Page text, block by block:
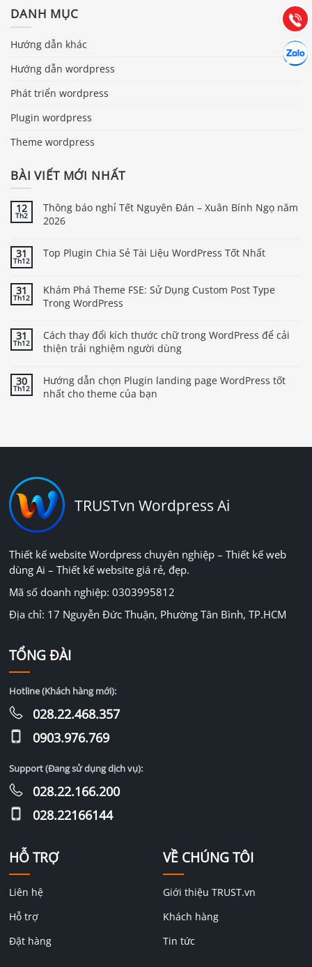
DANH MỤC
Hướng dẫn khác
Hướng dẫn wordpress
Phát triển wordpress
Plugin wordpress
Theme wordpress
BÀI VIẾT MỚI NHẤT
12
Th2
Thông báo nghỉ Tết Nguyên Đán – Xuân Bính Ngọ năm
2026
31
Th12
Top Plugin Chia Sẻ Tài Liệu WordPress Tốt Nhất
31
Th12
Khám Phá Theme FSE: Sử Dụng Custom Post Type
Trong WordPress
31
Th12
Cách thay đổi kích thước chữ trong WordPress để cải
thiện trải nghiệm người dùng
30
Th12
Hướng dẫn chọn Plugin landing page WordPress tốt
nhất cho theme của bạn
TRUSTvn Wordpress Ai
Thiết kế website Wordpress chuyên nghiệp – Thiết kế web
dùng Ai – Thiết kế website giá rẻ, đẹp.
Mã số doanh nghiệp: 0303995812
Địa chỉ: 17 Nguyễn Đức Thuận, Phường Tân Bình, TP.HCM
HỖ TRỢ
Liên hệ
Hỗ trợ
Đặt hàng
VỀ CHÚNG TÔI
Giới thiệu TRUST.vn
Khách hàng
Tin tức
TỔNG ĐÀI
Hotline (Khách hàng mới):
028.22.468.357
0903.976.769
Support (Đang sử dụng dịch vụ):
028.22.166.200
028.22166144
Gọi
(028) 22.166.144
Chát